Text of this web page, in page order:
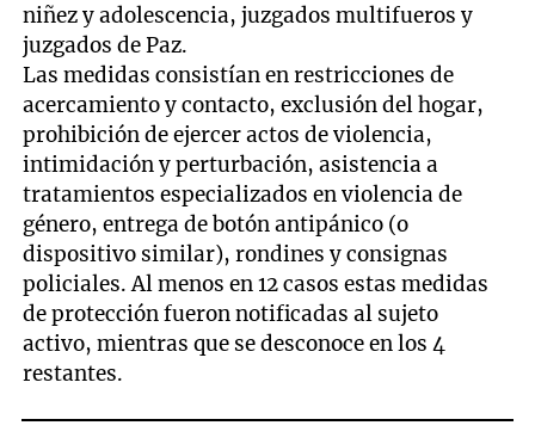
niñez y adolescencia, juzgados multifueros y
juzgados de Paz.
Las medidas consistían en restricciones de
acercamiento y contacto, exclusión del hogar,
prohibición de ejercer actos de violencia,
intimidación y perturbación, asistencia a
tratamientos especializados en violencia de
género, entrega de botón antipánico (o
dispositivo similar), rondines y consignas
policiales. Al menos en 12 casos estas medidas
de protección fueron notificadas al sujeto
activo, mientras que se desconoce en los 4
restantes.